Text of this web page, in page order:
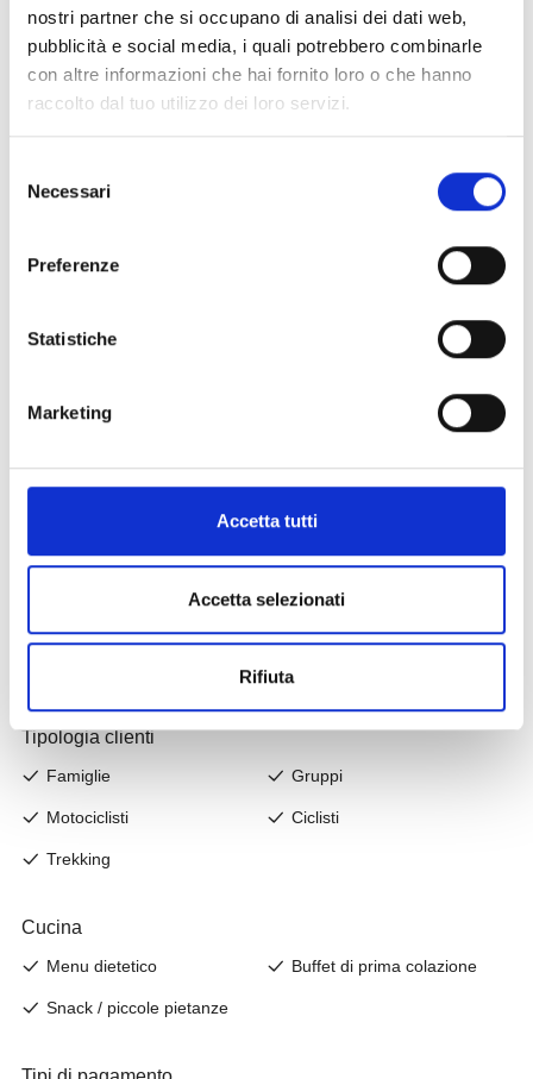
nostri partner che si occupano di analisi dei dati web,
pubblicità e social media, i quali potrebbero combinarle
con altre informazioni che hai fornito loro o che hanno
raccolto dal tuo utilizzo dei loro servizi.
delNecessari
Preferenze
Statistiche
Marketing
Accetta tutti
Accetta selezionati
Rifiuta